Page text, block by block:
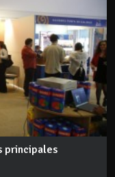
principales